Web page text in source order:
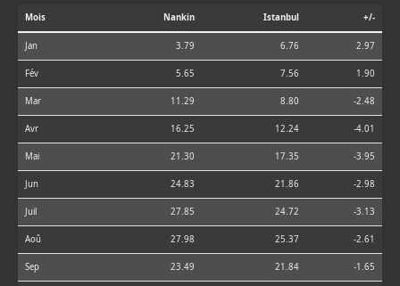
Mois Nankin Istanbul +/-
Jan 3.79 6.76 2.97
Fév 5.65 7.56 1.90
Mar 11.29 8.80 -2.48
Avr 16.25 12.24 -4.01
Mai 21.30 17.35 -3.95
Jun 24.83 21.86 -2.98
Juil 27.85 24.72 -3.13
Aoû 27.98 25.37 -2.61
Sep 23.49 21.84 -1.65